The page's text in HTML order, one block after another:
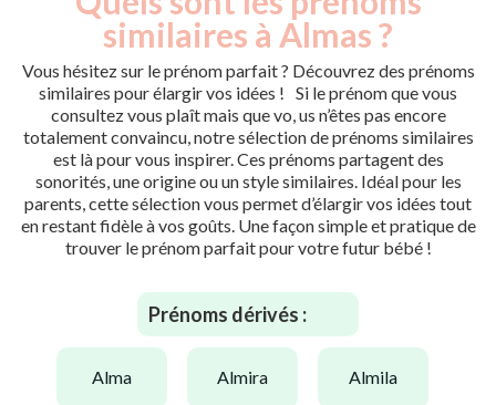
similaires à Almas ?
Vous hésitez sur le prénom parfait ? Découvrez des prénoms
similaires pour élargir vos idées ! Si le prénom que vous
consultez vous plaît mais que vo, us n’êtes pas encore
totalement convaincu, notre sélection de prénoms similaires
est là pour vous inspirer. Ces prénoms partagent des
sonorités, une origine ou un style similaires. Idéal pour les
parents, cette sélection vous permet d’élargir vos idées tout
en restant fidèle à vos goûts. Une façon simple et pratique de
trouver le prénom parfait pour votre futur bébé !
Prénoms dérivés :
alma almira almila